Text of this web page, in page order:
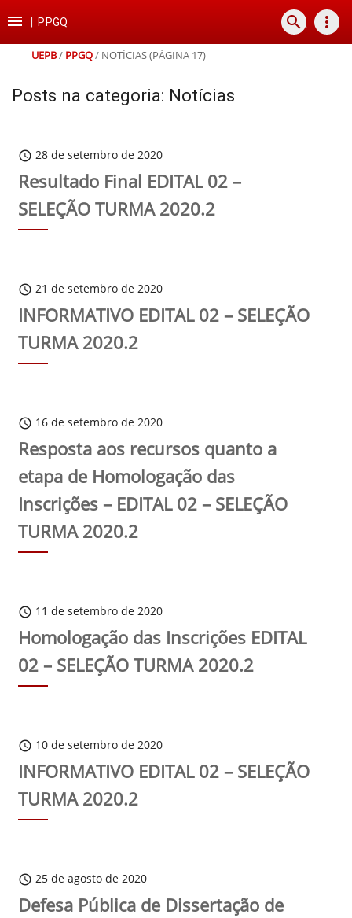
para
conteúdo
para
para
para
rodapé
 PPGQ search more_vert
UEPB/ PPGQ/ NOTÍCIAS(PÁGINA 17)
Posts na categoria: Notícias
schedule 28 de setembro de 2020
Resultado Final EDITAL 02 –
SELEÇÃO TURMA 2020.2
schedule 21 de setembro de 2020
INFORMATIVO EDITAL 02 – SELEÇÃO
TURMA 2020.2
schedule 16 de setembro de 2020
Resposta aos recursos quanto a
etapa de Homologação das
Inscrições – EDITAL 02 – SELEÇÃO
TURMA 2020.2
schedule 11 de setembro de 2020
Homologação das Inscrições EDITAL
02 – SELEÇÃO TURMA 2020.2
schedule 10 de setembro de 2020
INFORMATIVO EDITAL 02 – SELEÇÃO
TURMA 2020.2
schedule 25 de agosto de 2020
Defesa Pública de Dissertação de